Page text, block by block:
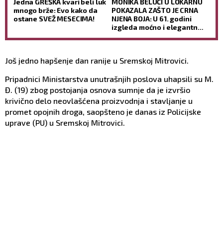
Jedna GREŠKA kvari beli luk
mnogo brže: Evo kako da
ostane SVEŽ MESECIMA!
MONIKA BELUČI U LOKARNU
POKAZALA ZAŠTO JE CRNA
NJENA BOJA: U 61. godini
izgleda moćno i elegantno,
Još jedno hapšenje dan ranije u Sremskoj Mitrovici.
Pripadnici Ministarstva unutrašnjih poslova uhapsili su M.
Đ. (19) zbog postojanja osnova sumnje da je izvršio
krivično delo neovlašćena proizvodnja i stavljanje u
promet opojnih droga, saopšteno je danas iz Policijske
uprave (PU) u Sremskoj Mitrovici.